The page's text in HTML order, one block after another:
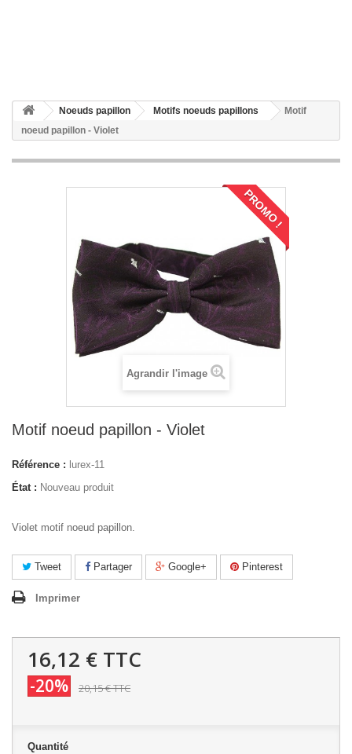
Noeuds papillon Motifs noeuds papillons
Motif
noeud papillon - Violet
PROMO !
Agrandir l'image
Motif noeud papillon - Violet
Référence : lurex-11
État : Nouveau produit
Violet motif noeud papillon.
Tweet Partager Google+ Pinterest
Imprimer
16,12 € TTC
-20% 20,15 €TTC
Quantité